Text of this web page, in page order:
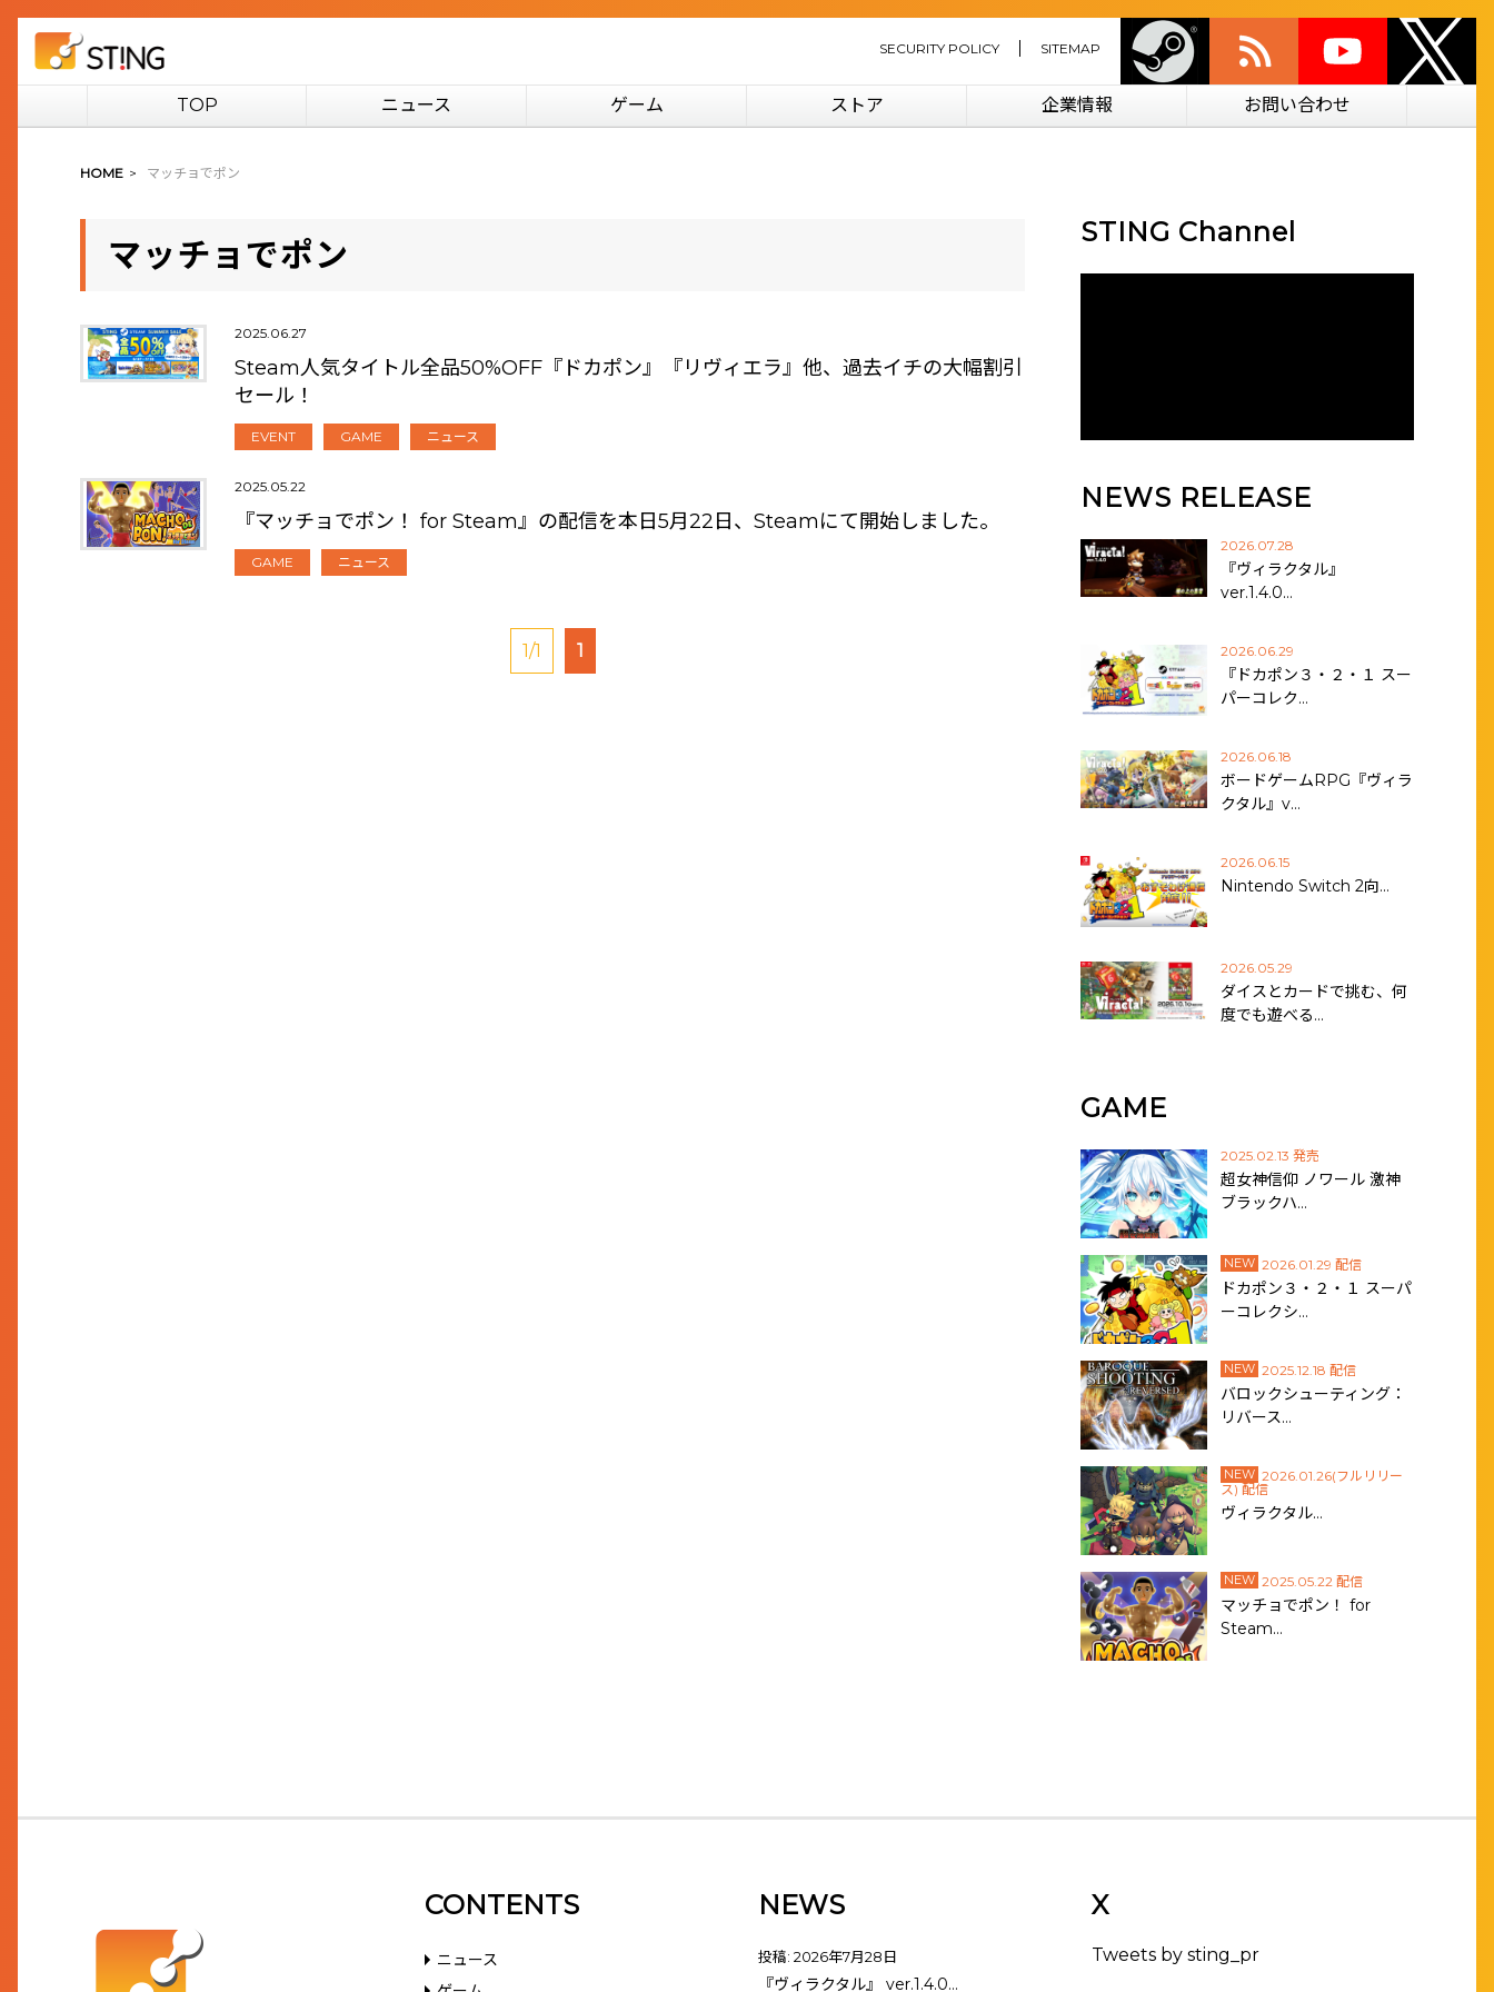
SECURITY POLICY SITEMAP
TOP ニュース ゲーム ストア 企業情報 お問い合わせ
HOME > マッチョでポン
マッチョでポン
2025.06.27
Steam人気タイトル全品50%OFF『ドカポン』『リヴィエラ』他、過去イチの大幅割引
セール！
EVENT GAME ニュース
2025.05.22
『マッチョでポン！ for Steam』の配信を本日5月22日、Steamにて開始しました。
GAME ニュース
1/1 1
STING Channel
NEWS RELEASE
2026.07.28
『ヴィラクタル』
ver.1.4.0…
2026.06.29
『ドカポン３・２・１ スー
パーコレク…
2026.06.18
ボードゲームRPG『ヴィラ
クタル』v…
2026.06.15
Nintendo Switch 2向…
2026.05.29
ダイスとカードで挑む、何
度でも遊べる…
GAME
2025.02.13 発売
超女神信仰 ノワール 激神
ブラックハ…
NEW 2026.01.29 配信
ドカポン３・２・１ スーパ
ーコレクシ…
NEW 2025.12.18 配信
バロックシューティング：
リバース…
NEW 2026.01.26(フルリリー
ス) 配信
ヴィラクタル…
NEW 2025.05.22 配信
マッチョでポン！ for
Steam…
CONTENTS
ニュース
NEWS
投稿: 2026年7月28日
『ヴィラクタル』 ver.1.4.0…
X
Tweets by sting_pr